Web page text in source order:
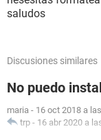
saludos
Discusiones similares
No puedo
maria - 16 oct 2018 a
trp - 16 abr 2020 a